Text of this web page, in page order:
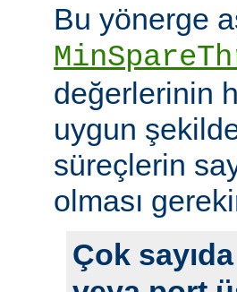
Bu yönerge
değerlerinin
uygun
süreçlerin
olması
Çok sayıda